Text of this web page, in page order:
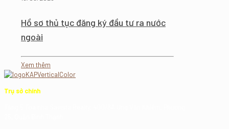
Hồ sơ thủ tục đăng ký đầu tư ra nước
ngoài
Xem thêm
Trụ sở chính